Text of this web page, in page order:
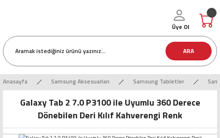
ARA
Üye Ol
Anasayfa Samsung Aksesuarları Samsung Tabletler
Galaxy Tab 2 7.0 P3100 ile Uyumlu 360 Derece
Dönebilen Deri Kılıf Kahverengi Renk